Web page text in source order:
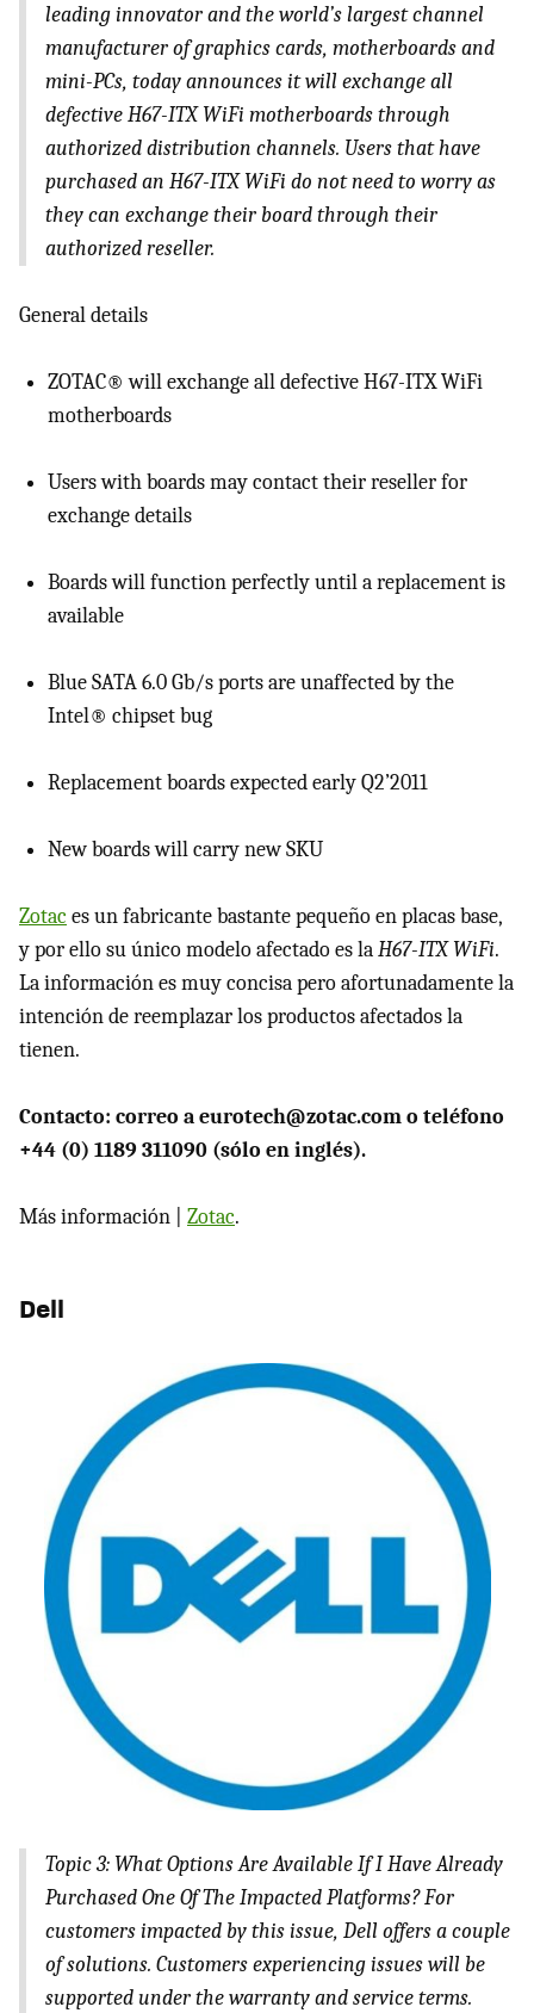
leading innovator and the world’s largest channel
manufacturer of graphics cards, motherboards and
mini-PCs, today announces it will exchange all
defective H67-ITXWiFi motherboards through
authorized distribution channels. Users that have
purchased an H67-ITXWiFi do not need to worry as
they can exchange their board through their
authorized reseller.
General details
ZOTAC® will exchange all defective H67-ITXWiFi
motherboards
Users with boards may contact their reseller for
exchange details
Boards will function perfectly until a replacement is
available
BlueSATA6.0 Gb/s ports are unaffected by the
Intel® chipset bug
Replacement boards expected early Q2’2011
New boards will carry new SKU
Zotac es un fabricante bastante pequeño en placas base,
y por ello su único modelo afectado es laH67-ITXWiFi.
La información es muy concisa pero afortunadamente la
intención de reemplazar los productos afectados la
tienen.
Contacto: correo a eurotech@zotac.com o teléfono
+44 (0) 1189 311090 (sólo en inglés).
Más información | Zotac.
Dell
Topic 3: What Options Are Available If I Have Already
Purchased One Of The Impacted Platforms? For
customers impacted by this issue, Dell offers a couple
of solutions. Customers experiencing issues will be
supported under the warranty and service terms.